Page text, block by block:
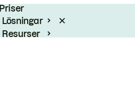
Priser
Lösningar
Resurser